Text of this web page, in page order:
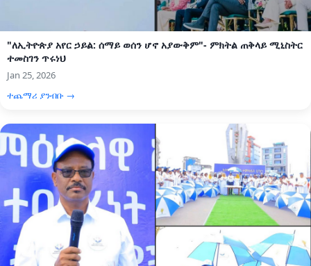
"ለኢትዮጵያ አየር ኃይል: ሰማይ ወሰን ሆኖ አያውቅም"- ምክትል ጠቅላይ ሚኒስትር
ተመስገን ጥሩነህ
Jan 25, 2026
ተጨማሪ ያንብቡ →